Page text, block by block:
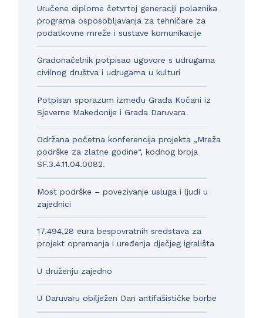
Uručene diplome četvrtoj generaciji polaznika
programa osposobljavanja za tehničare za
podatkovne mreže i sustave komunikacije
Gradonačelnik potpisao ugovore s udrugama
civilnog društva i udrugama u kulturi
Potpisan sporazum između Grada Kočani iz
Sjeverne Makedonije i Grada Daruvara
Održana početna konferencija projekta „Mreža
podrške za zlatne godine“, kodnog broja
SF.3.4.11.04.0082.
Most podrške – povezivanje usluga i ljudi u
zajednici
17.494,28 eura bespovratnih sredstava za
projekt opremanja i uređenja dječjeg igrališta
U druženju zajedno
U Daruvaru obilježen Dan antifašističke borbe